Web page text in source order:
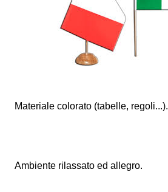
Materiale colorato (tabelle, regoli...).
Ambiente rilassato ed allegro.